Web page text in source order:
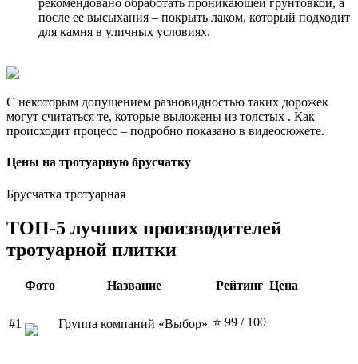
рекомендовано обработать проникающей грунтовкой, а
после ее высыхания – покрыть лаком, который подходит
для камня в уличных условиях.
С некоторым допущением разновидностью таких дорожек
могут считаться те, которые выложены из толстых . Как
происходит процесс – подробно показано в видеосюжете.
Цены на тротуарную брусчатку
Брусчатка тротуарная
ТОП-5 лучших производителей
тротуарной плитки
Фото Название Рейтинг Цена
#1 Группа компаний «Выбор» ⭐ 99 / 100